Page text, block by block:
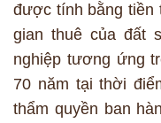
được tính bằng tiền
gian thuê của đất
nghiệp tương ứng
70 năm tại thời
thẩm quyền ban